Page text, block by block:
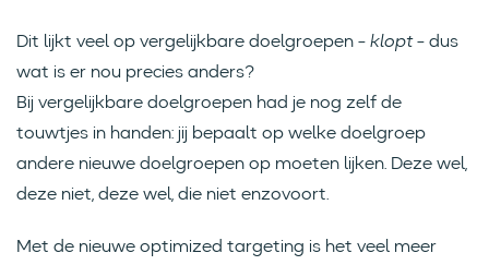
Dit lijkt veel op vergelijkbare doelgroepen - klopt- dus
wat is er nou precies anders?
Bij vergelijkbare doelgroepen had je nog zelf de
touwtjes in handen: jij bepaalt op welke doelgroep
andere nieuwe doelgroepen op moeten lijken. Deze wel,
deze niet, deze wel, die niet enzovoort.
Met de nieuwe optimized targeting is het veel meer